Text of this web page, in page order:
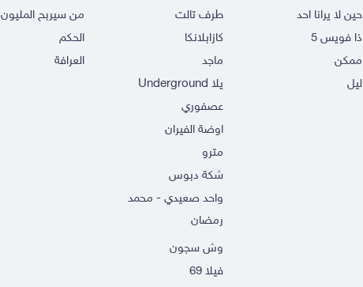
حين لا يرانا احد
ذا فويس 5
ممكن
ليل
طرف تالت
كازابلانكا
ماجد
يلا Underground
عصفوري
اوضة الفيران
مترو
شكة دبوس
واحد صعيدي - محمد
رمضان
وش سجون
فيلا 69
من سيربح المليون
الحكم
العرافة